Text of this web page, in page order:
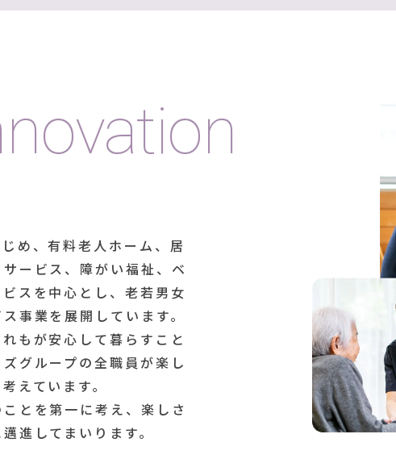
め、有料老人ホーム、居
ービス、障がい福祉、ベ
スを中心とし、老若男女
事業を展開しています。
もが安心して暮らすこと
グループの全職員が楽し
えています。
とを第一に考え、楽しさ
進してまいります。